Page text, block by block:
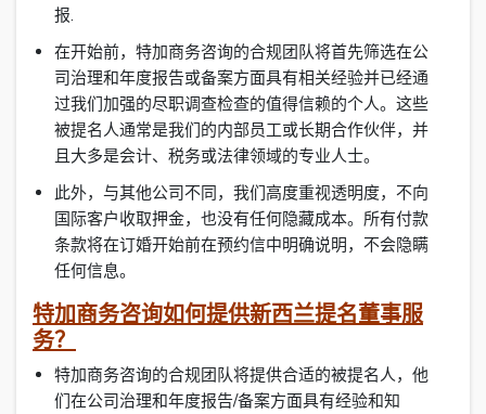
报.
在开始前，特加商务咨询的合规团队将首先筛选在公
司治理和年度报告或备案方面具有相关经验并已经通
过我们加强的尽职调查检查的值得信赖的个人。这些
被提名人通常是我们的内部员工或长期合作伙伴，并
且大多是会计、税务或法律领域的专业人士。
此外，与其他公司不同，我们高度重视透明度，不向
国际客户收取押金，也没有任何隐藏成本。所有付款
条款将在订婚开始前在预约信中明确说明，不会隐瞒
任何信息。
特加商务咨询如何提供新西兰提名董事服
务？
特加商务咨询的合规团队将提供合适的被提名人，他
们在公司治理和年度报告/备案方面具有经验和知